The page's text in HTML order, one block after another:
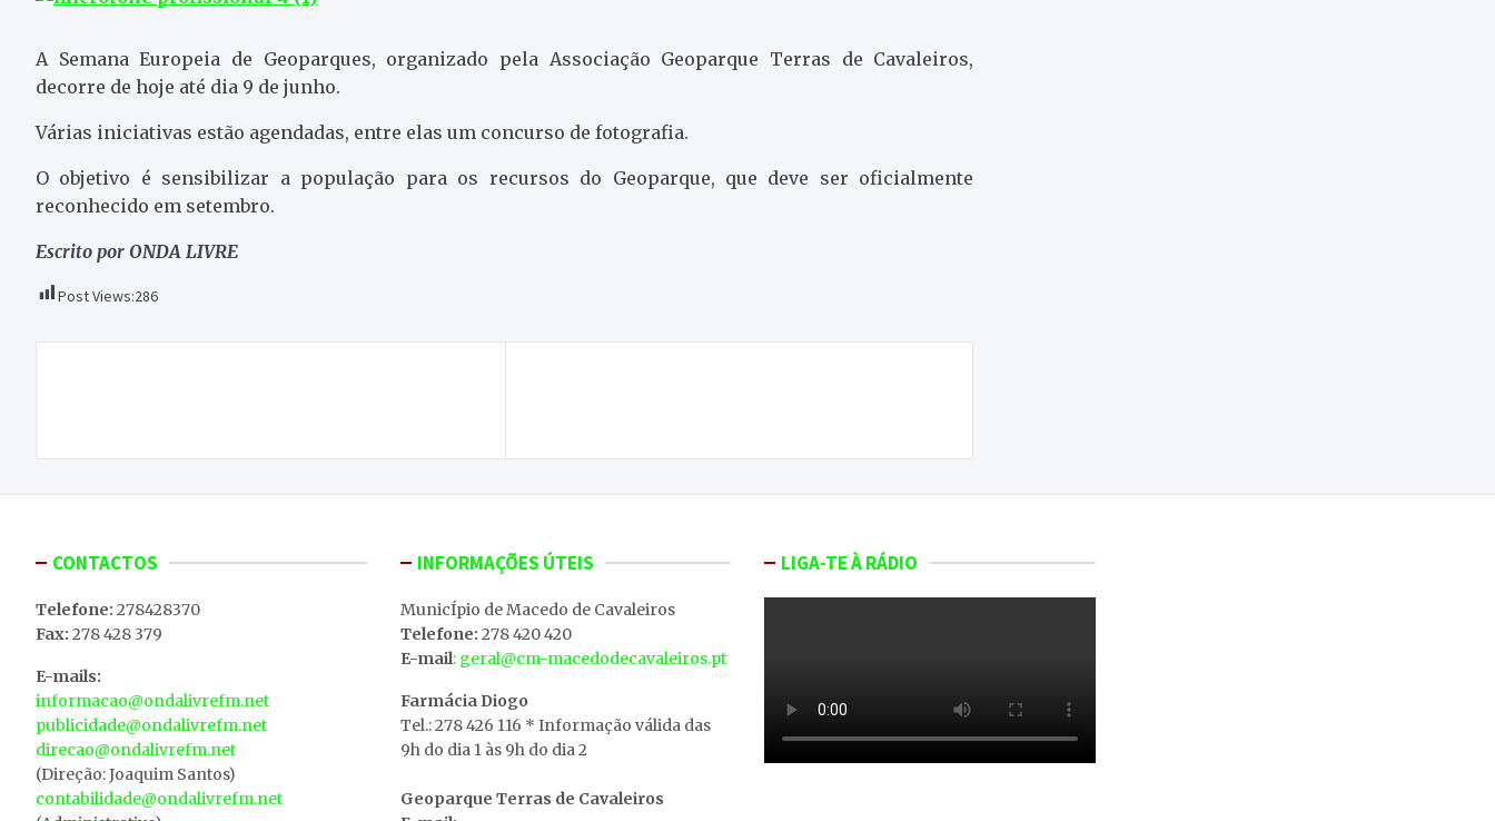
A Semana Europeia de Geoparques, organizado pela Associação Geoparque Terras de Cavaleiros,
decorre de hoje até dia 9 de junho.
Várias iniciativas estão agendadas, entre elas um concurso de fotografia.
O objetivo é sensibilizar a população para os recursos do Geoparque, que deve ser oficialmente
reconhecido em setembro.
Escrito por ONDA LIVRE
Post Views:286
artigos
CONTACTOS
Telefone: 278428370
Fax: 278 428 379
E-mails:
informacao@ondalivrefm.net
publicidade@ondalivrefm.net
direcao@ondalivrefm.net
(Direção: Joaquim Santos)
contabilidade@ondalivrefm.net
INFORMAÇÕES ÚTEIS
MunicÍpio de Macedo de Cavaleiros
Telefone: 278 420 420
E-mail: geral@cm-macedodecavaleiros.pt
Farmácia Diogo
Tel.: 278 426 116 * Informação válida das
9h do dia 1 às 9h do dia 2
Geoparque Terras de Cavaleiros
LIGA-TE À RÁDIO